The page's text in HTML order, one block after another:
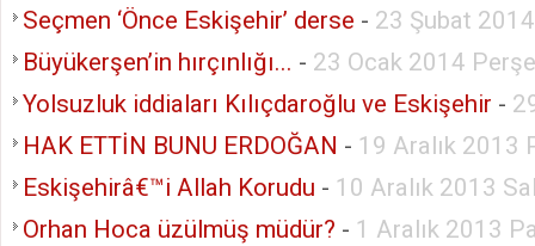
Seçmen ‘Önce Eskişehir’ derse - 23 Şubat
Büyükerşen’in hırçınlığı... - 23 Ocak 2014
Yolsuzluk iddiaları Kılıçdaroğlu ve Eskişehir -
HAK ETTİN BUNU ERDOĞAN - 19 Aralık 2013
Eskişehirâ€™i Allah Korudu - 10 Aralık 2013
Orhan Hoca üzülmüş müdür? - 1 Aralık 2013